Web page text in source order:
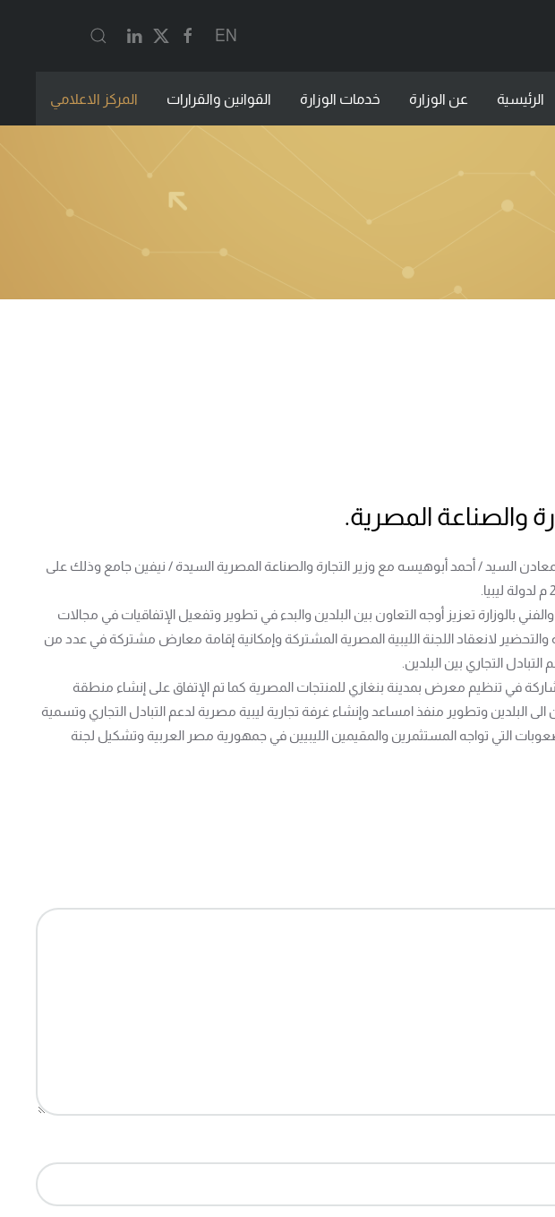
EN
الرئيسية عن الوزارة خدمات الوزارة القوانين والقرارات المركز الاعلامي
والصناعة المصرية.
السيد / أحمد أبوهيسه مع وزير التجارة والصناعة المصرية السيدة / نيفين جامع وذلك على
بالوزارة تعزيز أوجه التعاون بين البلدين والبدء في تطوير وتفعيل الإتفاقيات في مجالات
لانعقاد اللجنة الليبية المصرية المشتركة وإمكانية إقامة معارض مشتركة في عدد من
التجاري بين البلدين.
في تنظيم معرض بمدينة بنغازي للمنتجات المصرية كما تم الإتفاق على إنشاء منطقة
البلدين وتطوير منفذ امساعد وإنشاء غرفة تجارية ليبية مصرية لدعم التبادل التجاري وتسمية
التي تواجه المستثمرين والمقيمين الليبيين في جمهورية مصر العربية وتشكيل لجنة